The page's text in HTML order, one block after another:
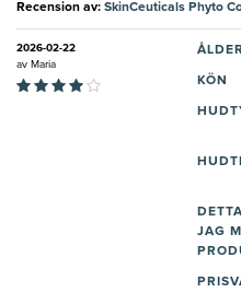
Recension av: SkinCeuticals Phyto
2026-02-22
av Maria
KÖN
JAG